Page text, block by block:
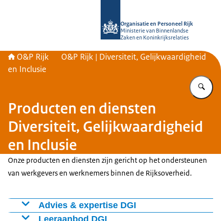
Organisatie en Personeel Rijk
Ministerie van Binnenlandse
Zaken en Koninkrijksrelaties
O&P Rijk
O&P Rijk | Diversiteit, Gelijkwaardigheid
en Inclusie
Producten en diensten
Diversiteit, Gelijkwaardigheid
en Inclusie
Onze producten en diensten zijn gericht op het ondersteunen
van werkgevers en werknemers binnen de Rijksoverheid.
Advies & expertise DGI
Wij geven advies op maat over het creëren van een